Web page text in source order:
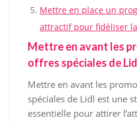
Mettre en place un
attractif pour fidéliser
Mettre en avant les
offres spéciales de
Mettre en avant les
spéciales de Lidl est une
essentielle pour attirer